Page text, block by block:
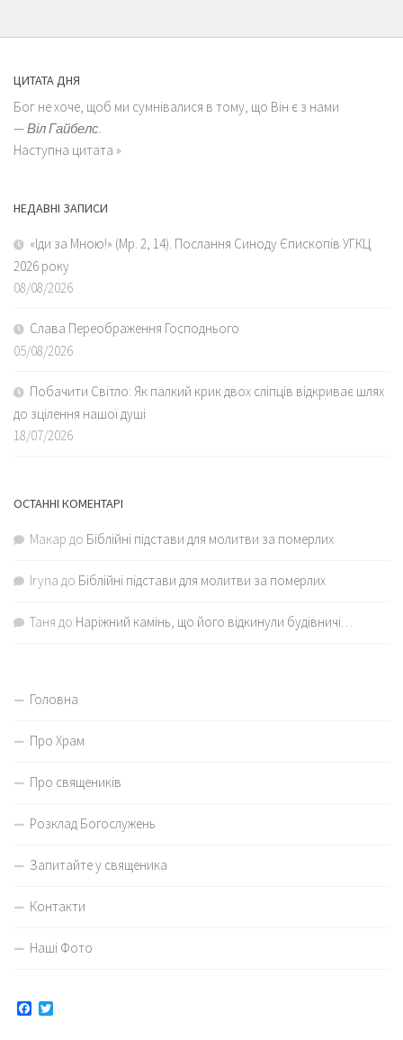
ЦИТАТА ДНЯ
Бог не хоче, щоб ми сумнівалися в тому, що Він є з нами
—Віл Гайбелс.
Наступна цитата »
НЕДАВНІ ЗАПИСИ
«Іди за Мною!» (Мр. 2, 14). Послання Синоду Єпископів УГКЦ
2026 року
08/08/2026
Слава Переображення Господнього
05/08/2026
Побачити Світло: Як палкий крик двох сліпців відкриває шлях
до зцілення нашої душі
18/07/2026
ОСТАННІ КОМЕНТАРІ
Макар до Біблійні підстави для молитви за померлих
Iryna до Біблійні підстави для молитви за померлих
Таня до Наріжний камінь, що його відкинули будівничі…
Головна
Про Храм
Про священиків
Розклад Богослужень
Запитайте у священика
Контакти
Наші Фото
Facebook